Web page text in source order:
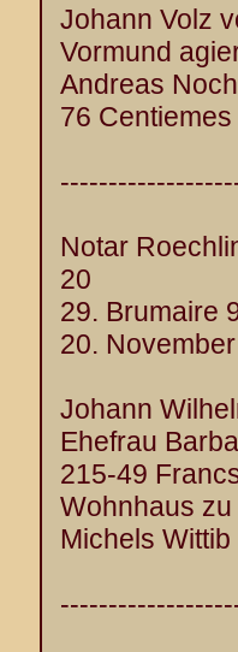
Johann Volz
Vormund
Andreas
76
Notar
20
29. Brumaire
20.
Johann
Ehefrau
215-49
Wohnhaus
Michels Wittib